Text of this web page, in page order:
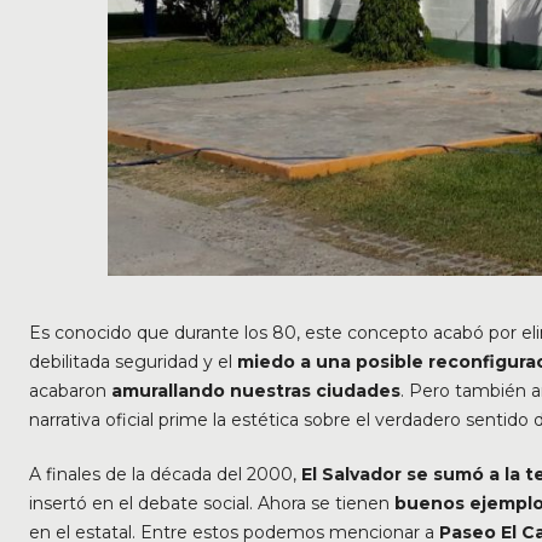
Es conocido que durante los 80, este concepto acabó por
debilitada seguridad y el miedo a una posible
acabaron amurallando nuestras ciudades. Pero también
narrativa oficial prime la estética sobre el verdadero sentido
A finales de la década del 2000, El Salvador se sumó a la
insertó en el debate social. Ahora se tienen buenos
en el estatal. Entre estos podemos mencionar a Paseo El